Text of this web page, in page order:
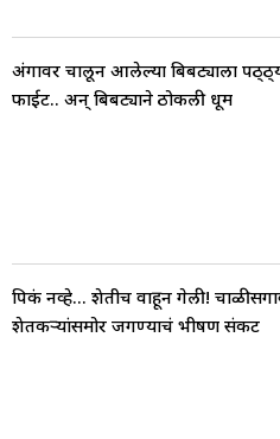
अंगावर चालून आलेल्या बिबट्याला
फाईट.. अन् बिबट्याने ठोकली धूम
पिकं नव्हे... शेतीच वाहून गेली!
शेतकऱ्यांसमोर जगण्याचं भीषण संकट